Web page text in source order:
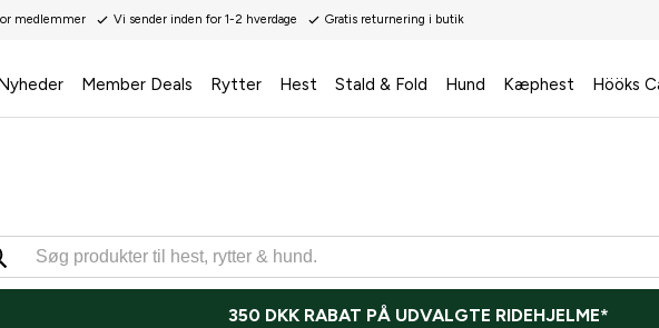
medlemmer Vi sender inden for 1-2 hverdage Gratis returnering i butik
Member Deals Rytter Hest Stald & Fold Hund Kæphest Hööks
350 DKK RABAT PÅ UDVALGTE RIDEHJELME*